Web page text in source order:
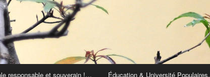
responsable et souverain !… Éducation & Université Populaires.